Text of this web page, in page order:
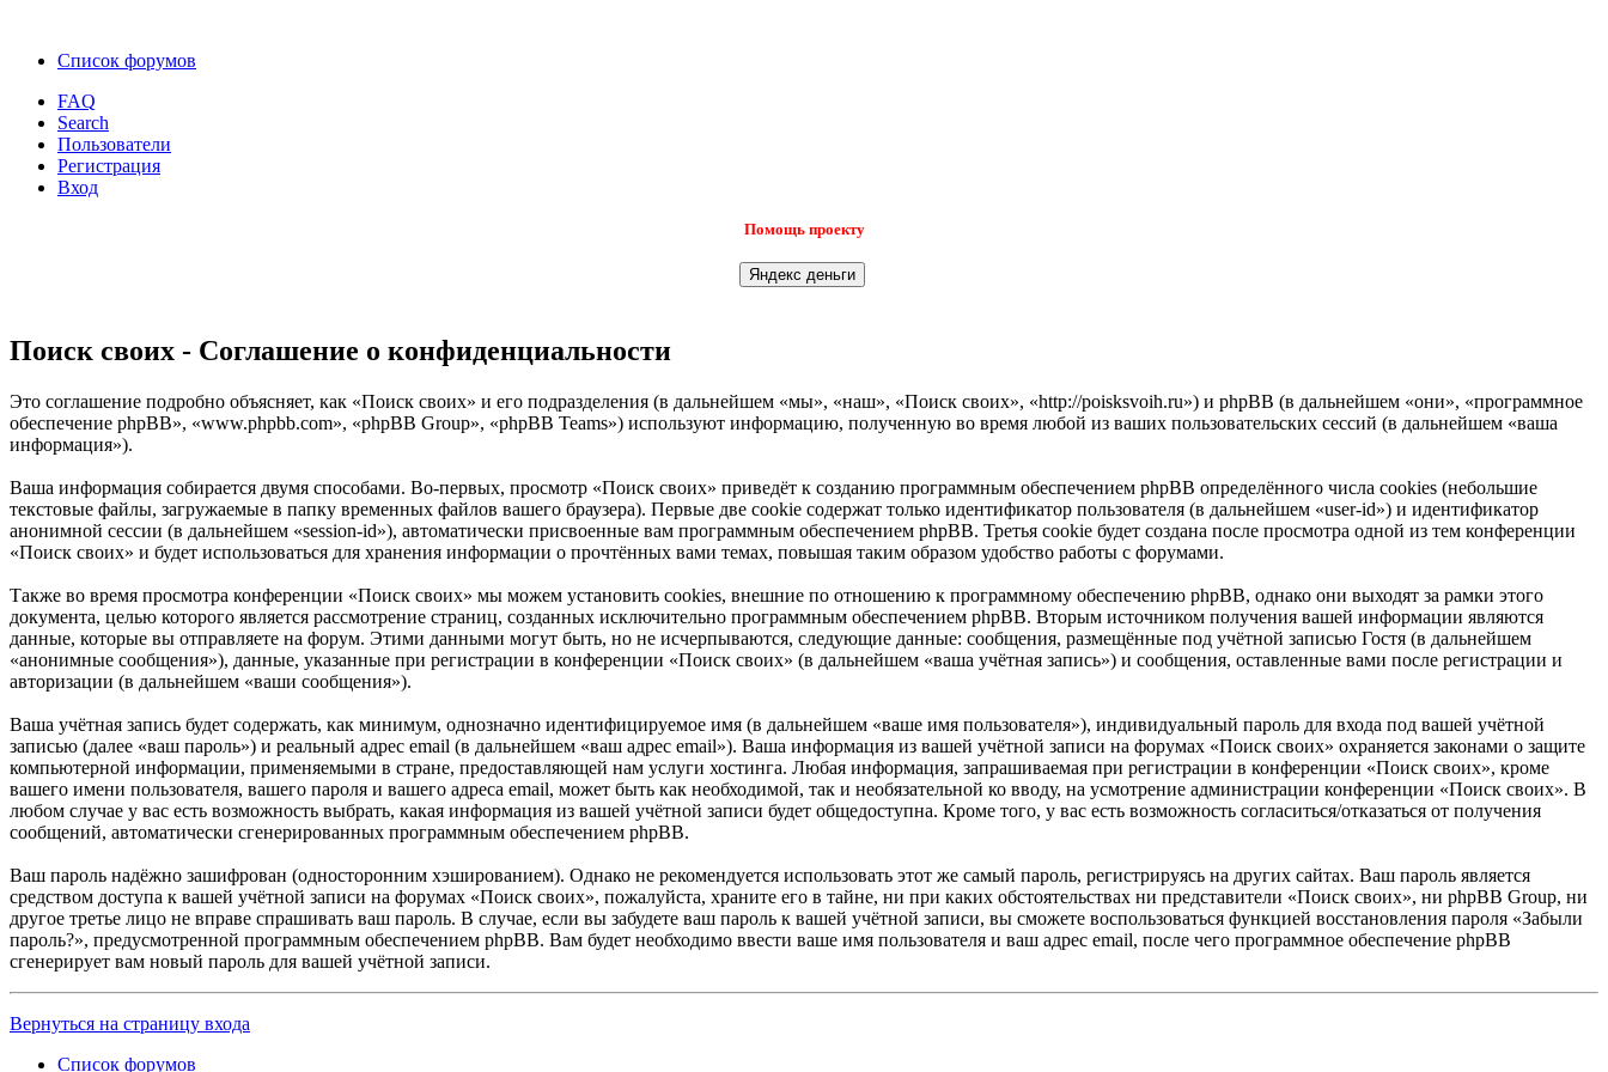
Список форумов
FAQ
Search
Пользователи
Регистрация
Вход
Помощь проекту
Поиск своих - Соглашение о конфиденциальности
Это соглашение подробно объясняет, как «Поиск своих» и его подразделения (в дальнейшем «мы», «наш», «Поиск своих», «http://poisksvoih.ru») и phpBB (в дальнейшем «они», «программное
обеспечение phpBB», «www.phpbb.com», «phpBB Group», «phpBB Teams») используют информацию, полученную во время любой из ваших пользовательских сессий (в дальнейшем «ваша
информация»).
Ваша информация собирается двумя способами. Во-первых, просмотр «Поиск своих» приведёт к созданию программным обеспечением phpBB определённого числа cookies (небольшие
текстовые файлы, загружаемые в папку временных файлов вашего браузера). Первые две cookie содержат только идентификатор пользователя (в дальнейшем «user-id») и идентификатор
анонимной сессии (в дальнейшем «session-id»), автоматически присвоенные вам программным обеспечением phpBB. Третья cookie будет создана после просмотра одной из тем конференции
«Поиск своих» и будет использоваться для хранения информации о прочтённых вами темах, повышая таким образом удобство работы с форумами.
Также во время просмотра конференции «Поиск своих» мы можем установить cookies, внешние по отношению к программному обеспечению phpBB, однако они выходят за рамки этого
документа, целью которого является рассмотрение страниц, созданных исключительно программным обеспечением phpBB. Вторым источником получения вашей информации являются
данные, которые вы отправляете на форум. Этими данными могут быть, но не исчерпываются, следующие данные: сообщения, размещённые под учётной записью Гостя (в дальнейшем
«анонимные сообщения»), данные, указанные при регистрации в конференции «Поиск своих» (в дальнейшем «ваша учётная запись») и сообщения, оставленные вами после регистрации и
авторизации (в дальнейшем «ваши сообщения»).
Ваша учётная запись будет содержать, как минимум, однозначно идентифицируемое имя (в дальнейшем «ваше имя пользователя»), индивидуальный пароль для входа под вашей учётной
записью (далее «ваш пароль») и реальный адрес email (в дальнейшем «ваш адрес email»). Ваша информация из вашей учётной записи на форумах «Поиск своих» охраняется законами о защите
компьютерной информации, применяемыми в стране, предоставляющей нам услуги хостинга. Любая информация, запрашиваемая при регистрации в конференции «Поиск своих», кроме
вашего имени пользователя, вашего пароля и вашего адреса email, может быть как необходимой, так и необязательной ко вводу, на усмотрение администрации конференции «Поиск своих». В
любом случае у вас есть возможность выбрать, какая информация из вашей учётной записи будет общедоступна. Кроме того, у вас есть возможность согласиться/отказаться от получения
сообщений, автоматически сгенерированных программным обеспечением phpBB.
Ваш пароль надёжно зашифрован (односторонним хэшированием). Однако не рекомендуется использовать этот же самый пароль, регистрируясь на других сайтах. Ваш пароль является
средством доступа к вашей учётной записи на форумах «Поиск своих», пожалуйста, храните его в тайне, ни при каких обстоятельствах ни представители «Поиск своих», ни phpBB Group, ни
другое третье лицо не вправе спрашивать ваш пароль. В случае, если вы забудете ваш пароль к вашей учётной записи, вы сможете воспользоваться функцией восстановления пароля «Забыли
пароль?», предусмотренной программным обеспечением phpBB. Вам будет необходимо ввести ваше имя пользователя и ваш адрес email, после чего программное обеспечение phpBB
сгенерирует вам новый пароль для вашей учётной записи.
Вернуться на страницу входа
Список форумов